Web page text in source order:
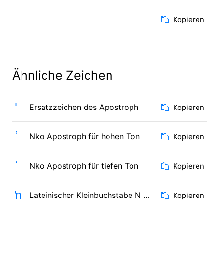
Kopieren
Ähnliche Zeichen
' Ersatzzeichen des Apostroph Kopieren
ߴ Nko Apostroph für hohen Ton Kopieren
ߵ Nko Apostroph für tiefen Ton Kopieren
ŉ Lateinischer Kleinbuchstabe N mit Vorangestelltem Apostroph Kopieren